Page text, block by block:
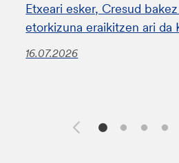
Etxeari esker, Cresud
etorkizuna eraikitzen ari da
16.07.2026